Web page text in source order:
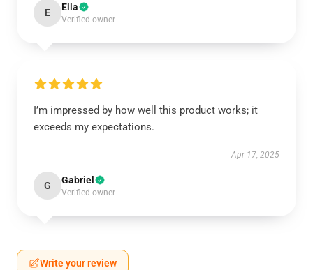
E Ella
Verified owner
I’m impressed by how well this product works; it
exceeds my expectations.
Apr 17, 2025
G Gabriel
Verified owner
Write your review